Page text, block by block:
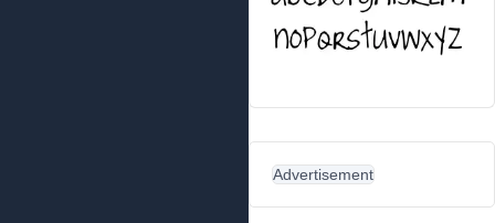
Advertisement